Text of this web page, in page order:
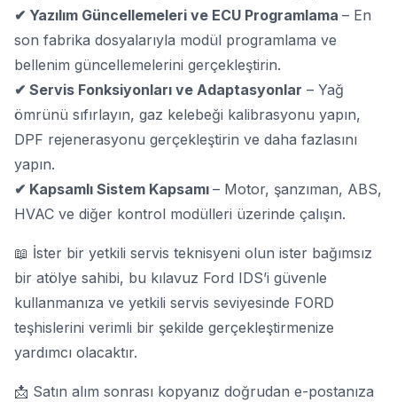
✔ Yazılım Güncellemeleri ve ECU Programlama – En
son fabrika dosyalarıyla modül programlama ve
bellenim güncellemelerini gerçekleştirin.
✔ Servis Fonksiyonları ve Adaptasyonlar – Yağ
ömrünü sıfırlayın, gaz kelebeği kalibrasyonu yapın,
DPF rejenerasyonu gerçekleştirin ve daha fazlasını
yapın.
✔ Kapsamlı Sistem Kapsamı – Motor, şanzıman, ABS,
HVAC ve diğer kontrol modülleri üzerinde çalışın.
📖 İster bir yetkili servis teknisyeni olun ister bağımsız
bir atölye sahibi, bu kılavuz Ford IDS’i güvenle
kullanmanıza ve yetkili servis seviyesinde FORD
teşhislerini verimli bir şekilde gerçekleştirmenize
yardımcı olacaktır.
📩 Satın alım sonrası kopyanız doğrudan e-postanıza